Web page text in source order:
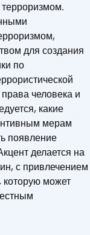
для создания
по
человека и
какие
мерам
появление
делается на
с привлечением
может